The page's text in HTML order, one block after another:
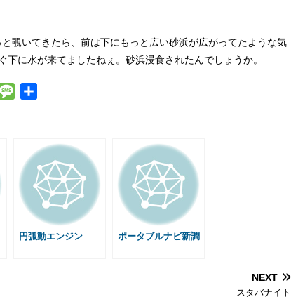
覗いてきたら、前は下にもっと広い砂浜が広がってたような気
に水が来てましたねぇ。砂浜浸食されたんでしょうか。
g
e
円弧動エンジン ポータブルナビ新調
NEXT
スタバナイト